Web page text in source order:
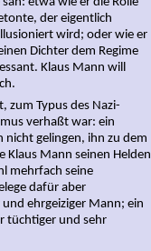
der eigentlich
wird; oder wie er
Dichter dem Regime
Klaus Mann will
Typus des Nazi-
verhaßt war: ein
gelingen, ihn zu dem
Klaus Mann seinen Helden
mehrfach seine
dafür aber
ehrgeiziger Mann; ein
tüchtiger und sehr